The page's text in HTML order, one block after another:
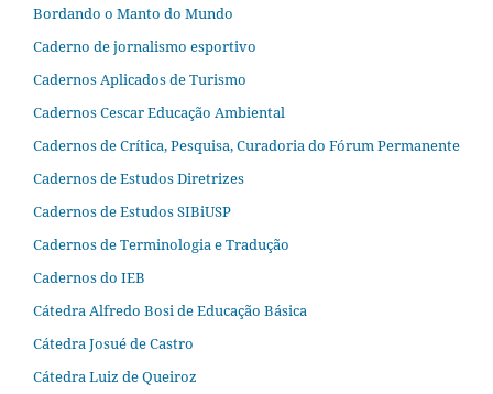
Bordando o Manto do Mundo
Caderno de jornalismo esportivo
Cadernos Aplicados de Turismo
Cadernos Cescar Educação Ambiental
Cadernos de Crítica, Pesquisa, Curadoria do Fórum Permanente
Cadernos de Estudos Diretrizes
Cadernos de Estudos SIBiUSP
Cadernos de Terminologia e Tradução
Cadernos do IEB
Cátedra Alfredo Bosi de Educação Básica
Cátedra Josué de Castro
Cátedra Luiz de Queiroz